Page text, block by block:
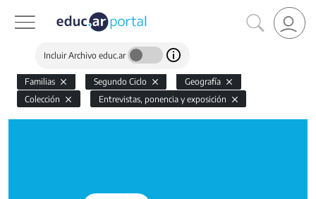
Incluir Archivo educ.ar
Familias Segundo Ciclo
Geografía
Colección
Entrevistas, ponencia y exposición